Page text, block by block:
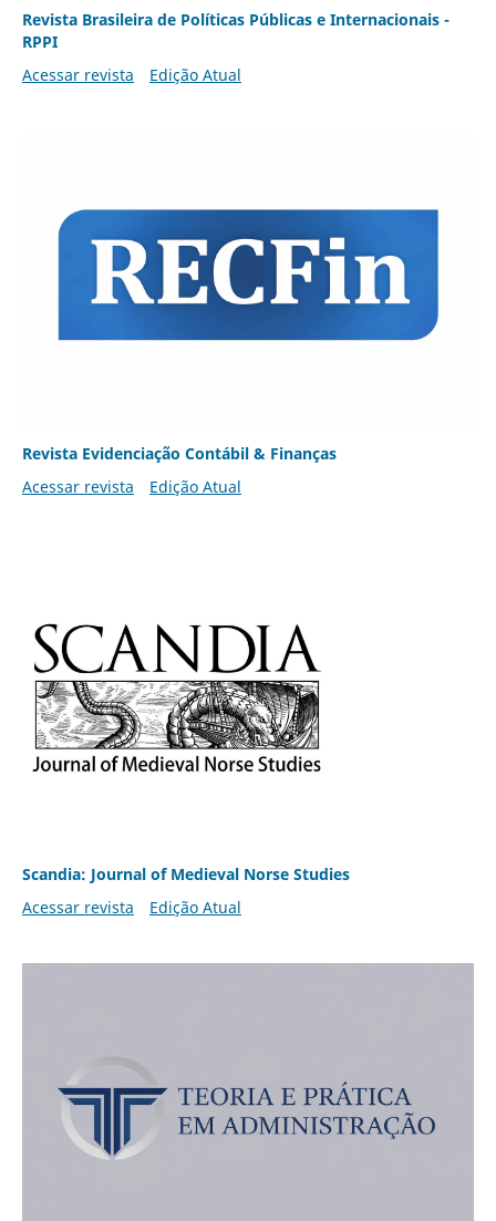
Revista Brasileira de Políticas Públicas e Internacionais -
RPPI
Acessar revista
Edição Atual
Revista Evidenciação Contábil & Finanças
Acessar revista
Edição Atual
Scandia: Journal of Medieval Norse Studies
Acessar revista
Edição Atual